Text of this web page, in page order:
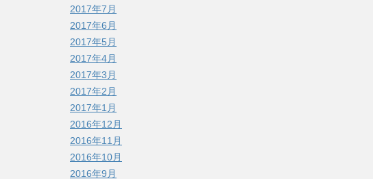
2017年7月
2017年6月
2017年5月
2017年4月
2017年3月
2017年2月
2017年1月
2016年12月
2016年11月
2016年10月
2016年9月